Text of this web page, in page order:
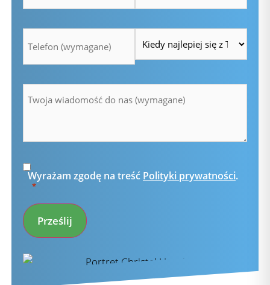
Zgoda
*
Wyrażam zgodę na treść Polityki prywatności.
*
Prześlij